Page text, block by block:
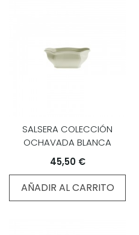
SALSERA COLECCIÓN
OCHAVADA BLANCA
45,50 €
AÑADIR AL CARRITO